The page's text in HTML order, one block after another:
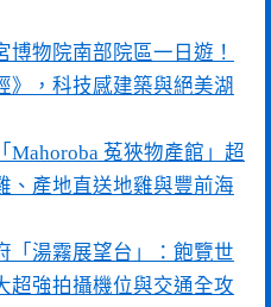
博物院南部院區一日遊！
》，科技感建築與絕美湖
Mahoroba 菟狹物產館」超
、產地直送地雞與豐前海
「湯霧展望台」：飽覽世
超強拍攝機位與交通全攻